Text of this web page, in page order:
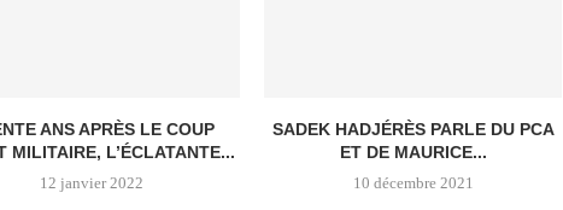
ANS APRÈS LE COUP
MILITAIRE, L’ÉCLATANTE...
12 janvier 2022
SADEK HADJÉRÈS PARLE DU PCA
ET DE MAURICE...
10 décembre 2021